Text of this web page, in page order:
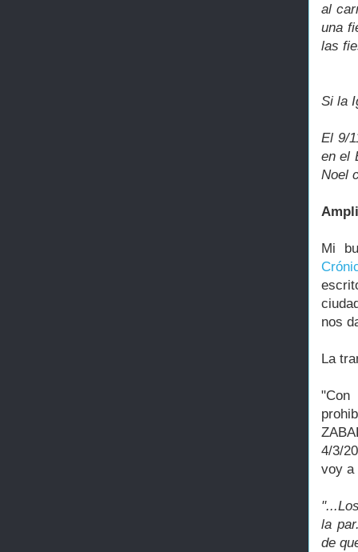
al
una
las
Si la
El 9/
en el
Noel
Mi
nos
La
4/3/
voy a
la
de